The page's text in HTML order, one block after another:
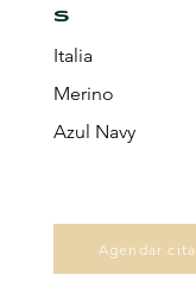
s
Italia
Merino
Azul Navy
Agendar cita